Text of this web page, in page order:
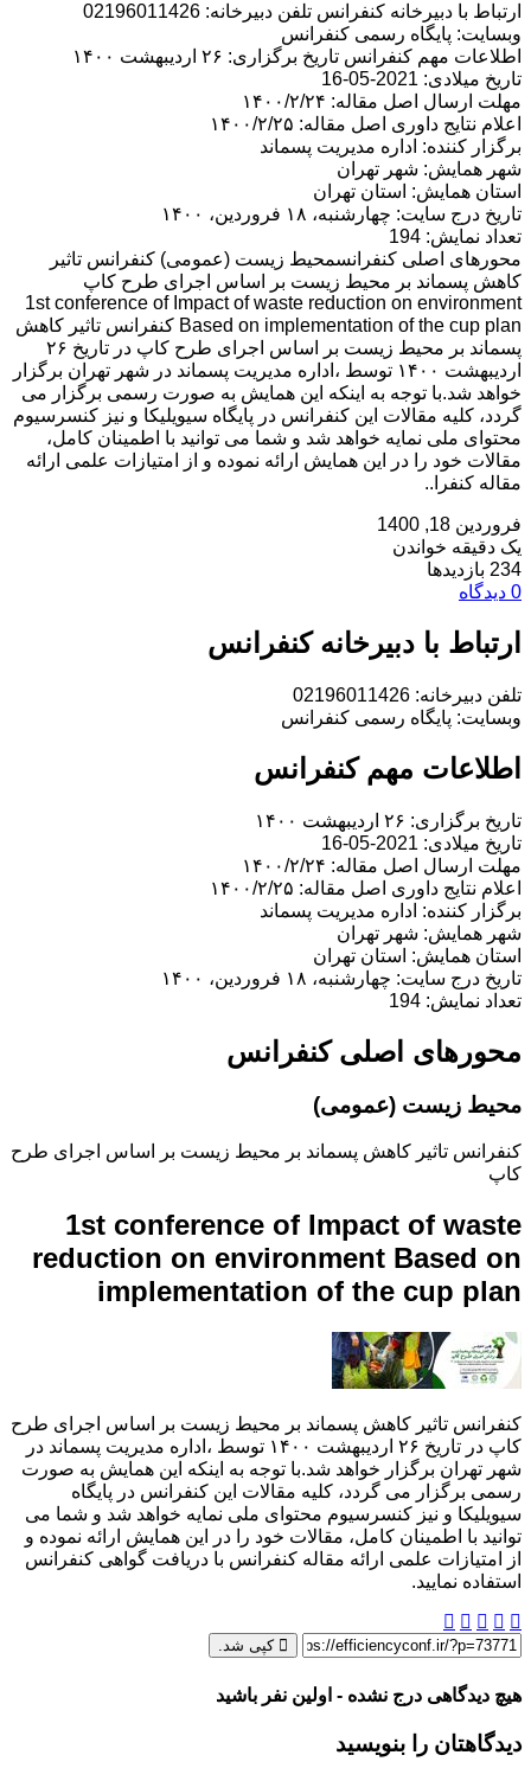
ارتباط با دبیرخانه کنفرانس تلفن دبیرخانه: 02196011426
وبسایت: پایگاه رسمی کنفرانس
اطلاعات مهم کنفرانس تاریخ برگزاری: ۲۶ اردیبهشت ۱۴۰۰
تاریخ میلادی: 2021-05-16
مهلت ارسال اصل مقاله: ۱۴۰۰/۲/۲۴
اعلام نتایج داوری اصل مقاله: ۱۴۰۰/۲/۲۵
برگزار کننده: اداره مدیریت پسماند
شهر همایش: شهر تهران
استان همایش: استان تهران
تاریخ درج سایت: چهارشنبه، ۱۸ فروردین، ۱۴۰۰
تعداد نمایش: 194
محورهای اصلی کنفرانسمحیط زیست (عمومی) کنفرانس تاثیر
کاهش پسماند بر محیط زیست بر اساس اجرای طرح کاپ
1st conference of Impact of waste reduction on environment
Based on implementation of the cup plan کنفرانس تاثیر کاهش
پسماند بر محیط زیست بر اساس اجرای طرح کاپ در تاریخ ۲۶
اردیبهشت ۱۴۰۰ توسط ،اداره مدیریت پسماند در شهر تهران برگزار
خواهد شد.با توجه به اینکه این همایش به صورت رسمی برگزار می
گردد، کلیه مقالات این کنفرانس در پایگاه سیویلیکا و نیز کنسرسیوم
محتوای ملی نمایه خواهد شد و شما می توانید با اطمینان کامل،
مقالات خود را در این همایش ارائه نموده و از امتیازات علمی ارائه
مقاله کنفرا..
فروردین 18, 1400
یک دقیقه خواندن
234 بازدیدها
0 دیدگاه
ارتباط با دبیرخانه کنفرانس
تلفن دبیرخانه: 02196011426
وبسایت: پایگاه رسمی کنفرانس
اطلاعات مهم کنفرانس
تاریخ برگزاری: ۲۶ اردیبهشت ۱۴۰۰
تاریخ میلادی: 2021-05-16
مهلت ارسال اصل مقاله: ۱۴۰۰/۲/۲۴
اعلام نتایج داوری اصل مقاله: ۱۴۰۰/۲/۲۵
برگزار کننده: اداره مدیریت پسماند
شهر همایش: شهر تهران
استان همایش: استان تهران
تاریخ درج سایت: چهارشنبه، ۱۸ فروردین، ۱۴۰۰
تعداد نمایش: 194
محورهای اصلی کنفرانس
محیط زیست (عمومی)
کنفرانس تاثیر کاهش پسماند بر محیط زیست بر اساس اجرای طرح
کاپ
1st conference of Impact of waste
reduction on environment Based on
implementation of the cup plan
کنفرانس تاثیر کاهش پسماند بر محیط زیست بر اساس اجرای طرح
کاپ در تاریخ ۲۶ اردیبهشت ۱۴۰۰ توسط ،اداره مدیریت پسماند در
شهر تهران برگزار خواهد شد.با توجه به اینکه این همایش به صورت
رسمی برگزار می گردد، کلیه مقالات این کنفرانس در پایگاه
سیویلیکا و نیز کنسرسیوم محتوای ملی نمایه خواهد شد و شما می
توانید با اطمینان کامل، مقالات خود را در این همایش ارائه نموده و
از امتیازات علمی ارائه مقاله کنفرانس با دریافت گواهی کنفرانس
استفاده نمایید.
کپی شد.
هیچ دیدگاهی درج نشده - اولین نفر باشید
دیدگاهتان را بنویسید